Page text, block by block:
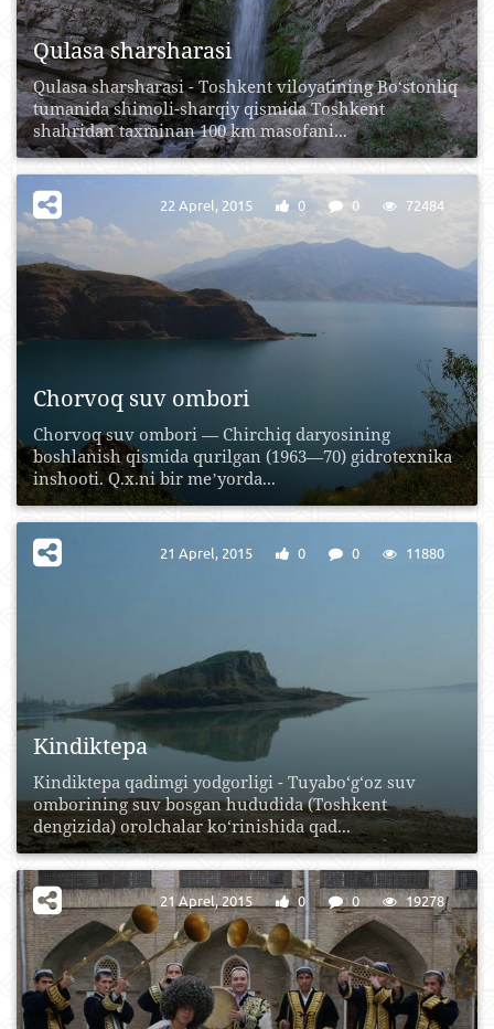
Qulasa sharsharasi
Qulasa sharsharasi - Toshkent viloyatining Bo‘stonliq
tumanida shimoli-sharqiy qismida Toshkent
shahridan taxminan 100 km masofani...
Chorvoq suv ombori
Chorvoq suv ombori — Chirchiq daryosining
boshlanish qismida qurilgan (1963—70) gidrotexnika
inshooti. Q.x.ni bir meʼyorda...
22 Aprel, 2015 0 0 72484
Kindiktepa
Kindiktepa qadimgi yodgorligi - Tuyabo‘g‘oz suv
omborining suv bosgan hududida (Toshkent
dengizida) orolchalar ko‘rinishida qad...
21 Aprel, 2015 0 0 11880
21 Aprel, 2015 0 0 19278